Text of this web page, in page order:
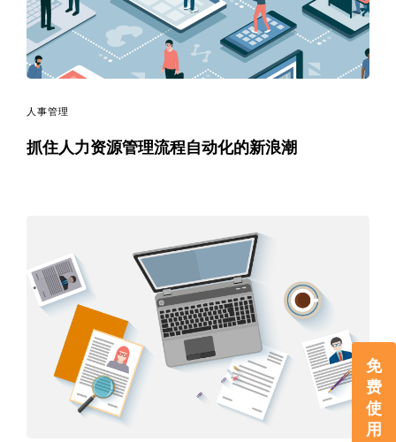
免
费
使
用
人事管理
抓住人力资源管理流程自动化的新浪潮